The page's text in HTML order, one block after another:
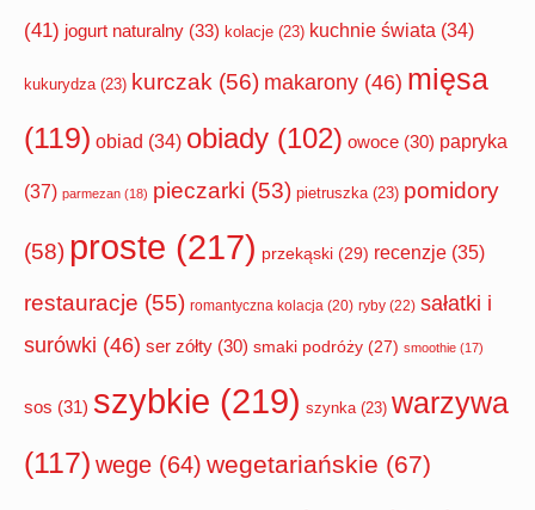
(41) jogurt naturalny (33) kolacje (23) kuchnie świata (34)
kukurydza (23) kurczak (56) makarony (46) mięsa
(119) obiad (34) obiady (102) owoce (30) papryka
(37) parmezan (18) pieczarki (53) pietruszka (23) pomidory
(58) proste (217) przekąski (29) recenzje (35)
restauracje (55) romantyczna kolacja (20) ryby (22) sałatki i
surówki (46) ser zółty (30) smaki podróży (27) smoothie (17)
sos (31) szybkie (219) szynka (23) warzywa
(117) wege (64) wegetariańskie (67)